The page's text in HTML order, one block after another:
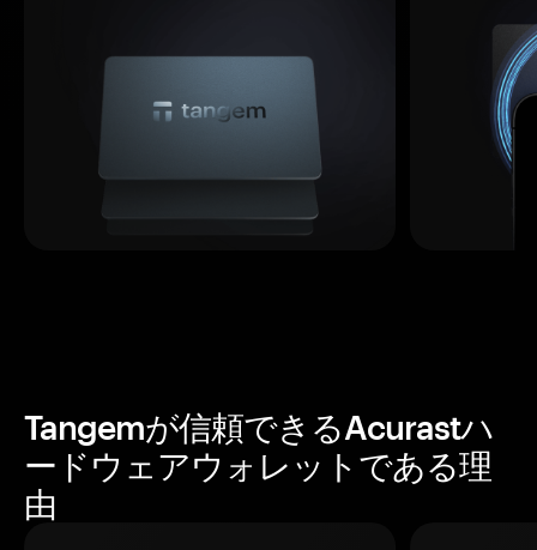
Tangemが信頼できるAcurastハ
ードウェアウォレットである理
由